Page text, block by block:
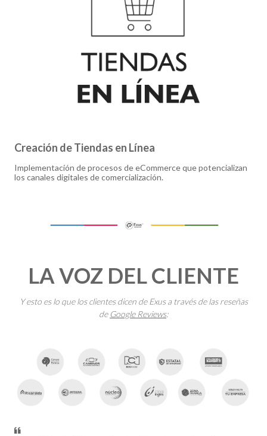
Creación de Tiendas en Línea
Implementación de procesos de eCommerce que potencializan
los canales digitales de comercialización.
LA VOZ DEL CLIENTE
Y esto es lo que los clientes dicen de Exus a través de las reseñas
de Google Reviews: